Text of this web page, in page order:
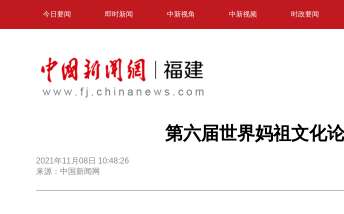
今日要闻 即时新闻 中新视角 中新视频 时政要闻
第六届世界妈祖文化
2021年11月08日 10:48:26
来源：中国新闻网